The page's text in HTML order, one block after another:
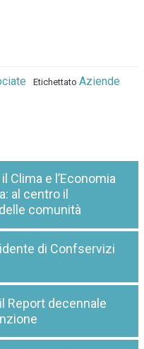
Etichettato Aziende
Clima e l’Economia
al centro il
comunità
di Confservizi
Report decennale